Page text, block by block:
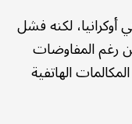
لكنه فشل
رغم المفاوضات
الهاتفية